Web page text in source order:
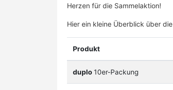
Herzen für die Sammelaktion!
Hier ein kleine Überblick über die
Produkt
duplo 10er-Packung